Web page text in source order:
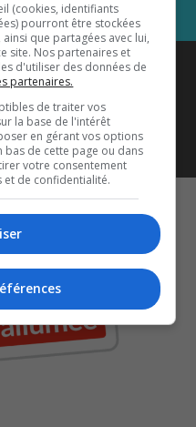
est diffusé
1033 HD2
aussi sur…
(cookies, identifiants
pourront être stockées
que partagées avec lui,
site. Nos partenaires et
d'utiliser des données de
partenaires.
de traiter vos
la base de l'intérêt
en gérant vos options
bas de cette page ou dans
votre consentement
et de confidentialité.